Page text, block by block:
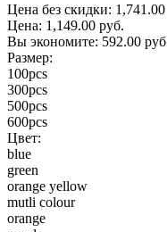
Цена без скидки:
Цена: 1,149.00 руб.
Вы экономите: 592.00
Размер:
100pcs
300pcs
500pcs
600pcs
Цвет:
blue
green
orange yellow
mutli colour
orange